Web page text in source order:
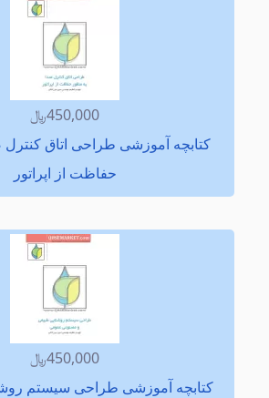
450,000﷼
كتابچه آموزشی طراحی اتاق كنترل
حفاظت از اپراتور
450,000﷼
كتابچه آموزشی طراحی سیستم